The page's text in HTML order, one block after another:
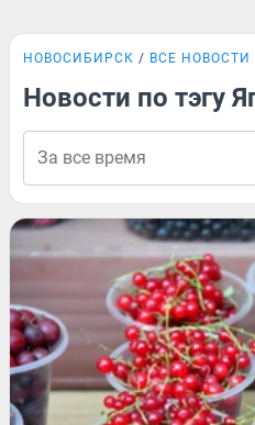
НОВОСИБИРСК ВСЕ НОВОСТИ
Новости по тэгу